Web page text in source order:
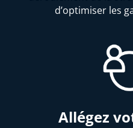
d’optimiser les
Allégez